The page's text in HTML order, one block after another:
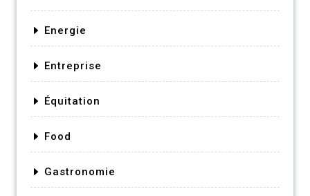
Energie
Entreprise
Équitation
Food
Gastronomie